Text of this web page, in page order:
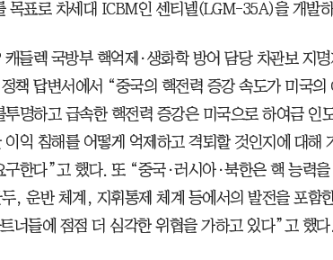
목표로 차세대 ICBM인 센티넬(LGM-35A)을 개발
들렉 국방부 핵억제·생화학 방어 담당 차관보 지
책 답변서에서 “중국의 핵전력 증강 속도가 미국의
명하고 급속한 핵전력 증강은 미국으로 하여금 인
이익 침해를 어떻게 억제하고 격퇴할 것인지에 대해
구한다”고 했다. 또 “중국·러시아·북한은 핵 능력
, 운반 체계, 지휘통제 체계 등에서의 발전을 포함
너들에 점점 더 심각한 위협을 가하고 있다”고 했다.